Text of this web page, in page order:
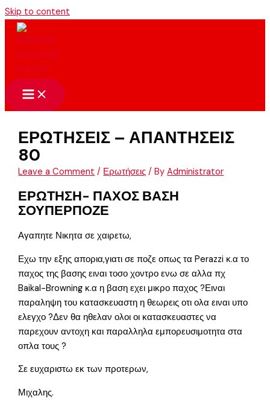
Skip to content
ΕΡΩΤΗΣΕΙΣ – ΑΠΑΝΤΗΣΕΙΣ
80
Leave a Comment / Ερωτήσεις / ByAdministrator
ΕΡΩΤΗΣΗ- ΠΑΧΟΣ ΒΑΣΗ
ΣΟΥΠΕΡΠΟΖΕ
Αγαπητε Νικητα σε χαιρετω,
Εχω την εξης απορια,γιατι σε ποζε οπως τα Perazzi κ.α το
παχος της βασης ειναι τοσο χοντρο ενω σε αλλα πχ
Baikal-Browning κ.α η βαση εχει μικρο παχος ?Ειναι
παραληψη του κατασκευαστη η θεωρεις οτι ολα ειναι υπο
ελεγχο ?Δεν θα ηθελαν ολοι οι κατασκευαστες να
παρεχουν αντοχη και παραλληλα εμπορευσιμοτητα στα
οπλα τους ?
Σε ευχαριστω εκ των προτερων,
Μιχαλης.